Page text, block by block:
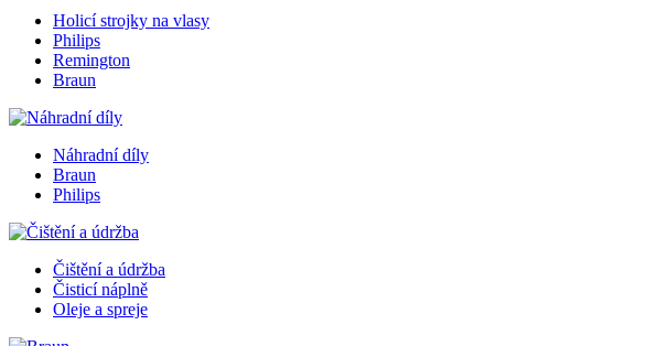
Holicí strojky na vlasy
Philips
Remington
Braun
Náhradní díly
Braun
Philips
Čištění a údržba
Čisticí náplně
Oleje a spreje